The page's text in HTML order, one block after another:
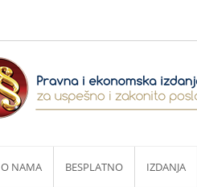
O NAMA BESPLATNO IZDANJA